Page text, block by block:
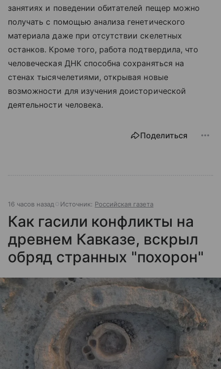
занятиях и поведении обитателей пещер можно
получать с помощью анализа генетического
материала даже при отсутствии скелетных
останков. Кроме того, работа подтвердила, что
человеческая ДНК способна сохраняться на
стенах тысячелетиями, открывая новые
возможности для изучения доисторической
деятельности человека.
Поделиться
16 часов назад Источник: Российская газета
Как гасили конфликты на
древнем Кавказе, вскрыл
обряд странных "похорон"